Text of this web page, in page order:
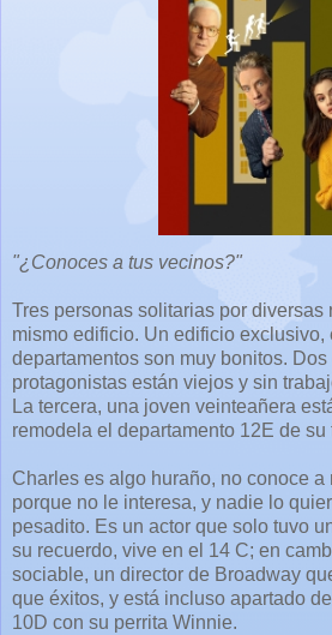
"¿Conoces a tus vecinos?"
Tres personas solitarias por diversas
mismo edificio. Un edificio exclusivo,
departamentos son muy bonitos.
protagonistas están viejos y sin
La tercera, una joven veinteañera
remodela el departamento 12E de su
Charles es algo huraño, no conoce
porque no le interesa, y nadie lo
pesadito. Es un actor que solo tuvo
su recuerdo, vive en el 14 C; en
sociable, un director de Broadway
que éxitos, y está incluso apartado
10D con su perrita Winnie.